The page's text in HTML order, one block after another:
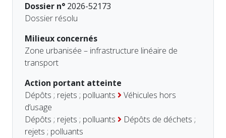
Dossier n° 2026-52173
Dossier résolu
Milieux concernés
Zone urbanisée – infrastructure linéaire de
transport
Action portant atteinte
Dépôts ; rejets ; polluants
Véhicules hors
d’usage
Dépôts ; rejets ; polluants
Dépôts de déchets ;
rejets ; polluants